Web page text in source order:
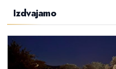
Izdvajamo